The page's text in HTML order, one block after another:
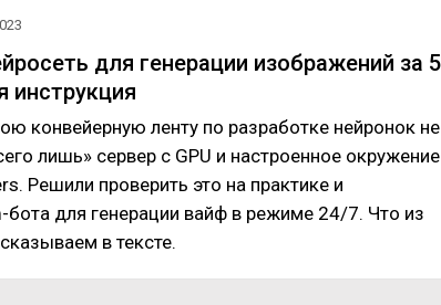
для генерации изображений за 5
инструкция
конвейерную ленту по разработке нейронок не
лишь» сервер с GPU и настроенное окружение
Решили проверить это на практике и
бота для генерации вайф в режиме 24/7. Что из
в тексте.